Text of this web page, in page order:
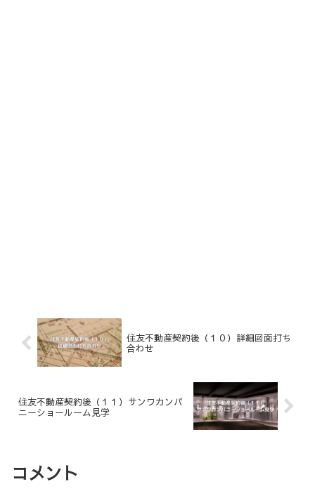
住友不動産契約後（１０）詳細図面打ち
合わせ
住友不動産契約後（１１）サンワカンパ
ニーショールーム見学
コメント